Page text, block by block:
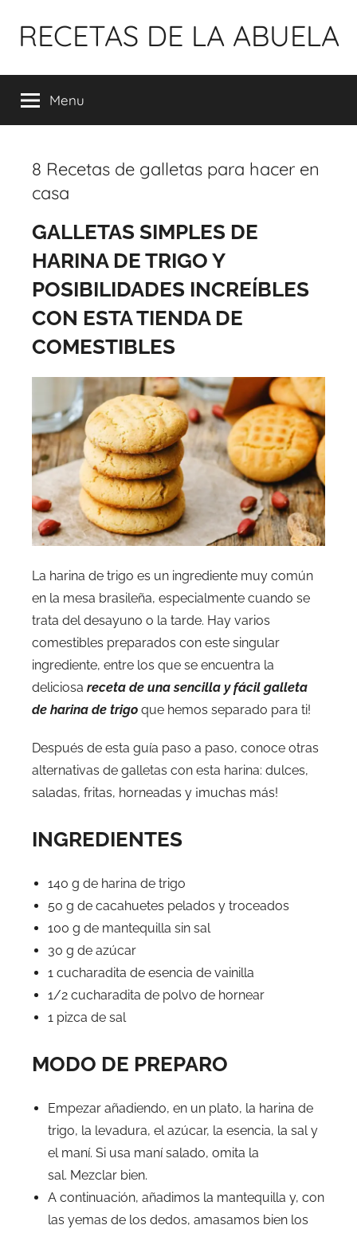
para
conteúdo
RECETAS DE LA ABUELA
Menu
8 Recetas de galletas para hacer en
casa
GALLETAS SIMPLES DE
HARINA DE TRIGO Y
POSIBILIDADES INCREÍBLES
CON ESTA TIENDA DE
COMESTIBLES
La harina de trigo es un ingrediente muy común
en la mesa brasileña, especialmente cuando se
trata del desayuno o la tarde. Hay varios
comestibles preparados con este singular
ingrediente, entre los que se encuentra la
deliciosa receta de una sencilla y fácil galleta
de harina de trigo que hemos separado para ti!
Después de esta guía paso a paso, conoce otras
alternativas de galletas con esta harina: dulces,
saladas, fritas, horneadas y ¡muchas más!
INGREDIENTES
140 g de harina de trigo
50 g de cacahuetes pelados y troceados
100 g de mantequilla sin sal
30 g de azúcar
1 cucharadita de esencia de vainilla
1/2 cucharadita de polvo de hornear
1 pizca de sal
MODO DE PREPARO
Empezar añadiendo, en un plato, la harina de
trigo, la levadura, el azúcar, la esencia, la sal y
el maní. Si usa maní salado, omita la
sal. Mezclar bien.
A continuación, añadimos la mantequilla y, con
las yemas de los dedos, amasamos bien los